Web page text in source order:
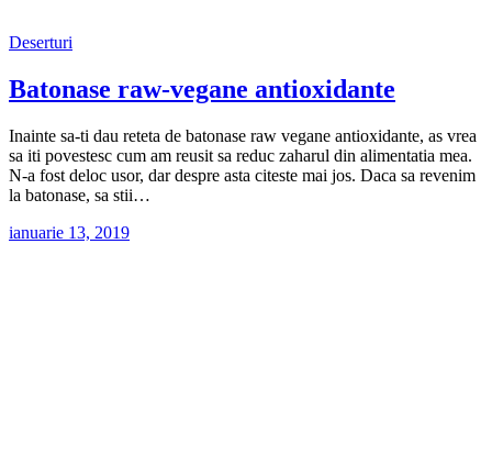
Deserturi
Batonase raw-vegane antioxidante
Inainte sa-ti dau reteta de batonase raw vegane antioxidante, as vrea
sa iti povestesc cum am reusit sa reduc zaharul din alimentatia mea.
N-a fost deloc usor, dar despre asta citeste mai jos. Daca sa revenim
la batonase, sa stii…
ianuarie 13, 2019